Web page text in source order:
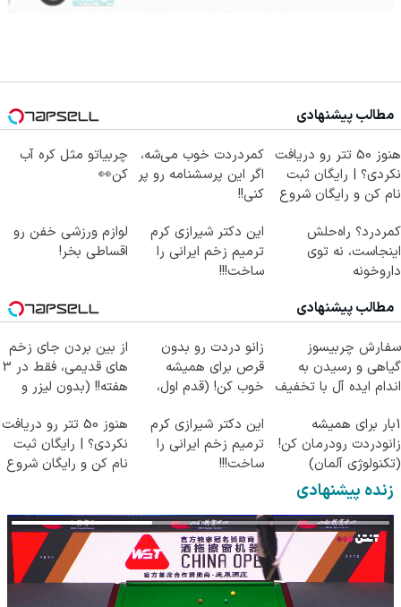
مطالب پیشنهادی
هنوز 50 تتر رو دریافت
نکردی؟ | رایگان ثبت
نام کن و رایگان شروع
کمردردت خوب می‌شه،
اگر این پرسشنامه رو پر
کنی!!
چربیاتو مثل کره آب
کن👀
کمردرد؟ راه‌حلش
اینجاست، نه توی
داروخونه
این دکتر شیرازی کرم
ترمیم زخم ایرانی را
ساخت!!!
لوازم ورزشی خفن رو
اقساطی بخر!
مطالب پیشنهادی
سفارش چربیسوز
گیاهی و رسیدن به
اندام ایده آل با تخفیف
زانو دردت رو بدون
قرص برای همیشه
خوب کن! (قدم اول،
از بین بردن جای زخم
های قدیمی، فقط در 3
هفته!! (بدون لیزر و
1بار برای همیشه
زانودردت رودرمان کن!
(تکنولوژی آلمان)
◂پرسشنامه▸
این دکتر شیرازی کرم
ترمیم زخم ایرانی را
ساخت!!!
هنوز 50 تتر رو دریافت
نکردی؟ | رایگان ثبت
نام کن و رایگان شروع
زنده پیشنهادی